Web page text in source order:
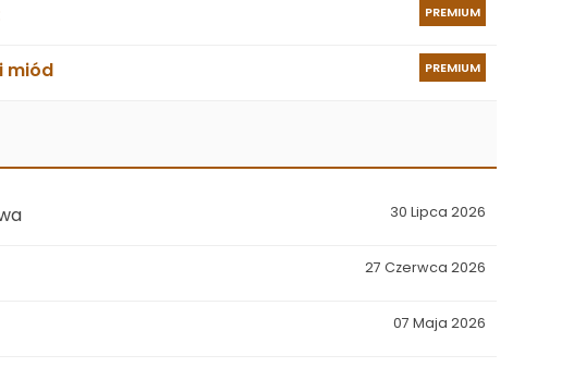
PREMIUM
PREMIUM
miód
30 Lipca 2026
27 Czerwca 2026
07 Maja 2026